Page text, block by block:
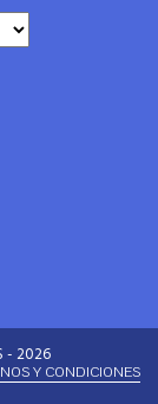
- 2026
Y CONDICIONES